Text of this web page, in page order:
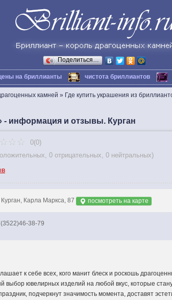
Поделиться…
на бриллианты чистота бриллиантов
камней » Где купить украшения из
- информация и отзывы. Курган
0(0)
, 0 отрицательных, 0 нейтральных)
Курган, Карла Маркса, 87 посмотреть на карте
38-79
к себе всех, кого манит блеск и роскошь
выбор ювелирных изделий на любой вкус, которые
подчеркнут значимость момента, доставят